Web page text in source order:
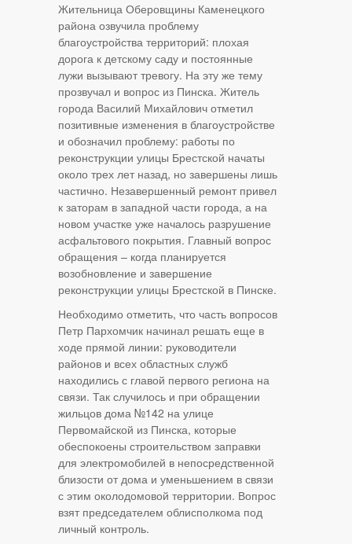
Жительница Оберовщины Каменецкого
района озвучила проблему
благоустройства территорий: плохая
дорога к детскому саду и постоянные
лужи вызывают тревогу. На эту же тему
прозвучал и вопрос из Пинска. Житель
города Василий Михайлович отметил
позитивные изменения в благоустройстве
и обозначил проблему: работы по
реконструкции улицы Брестской начаты
около трех лет назад, но завершены лишь
частично. Незавершенный ремонт привел
к заторам в западной части города, а на
новом участке уже началось разрушение
асфальтового покрытия. Главный вопрос
обращения – когда планируется
возобновление и завершение
реконструкции улицы Брестской в Пинске.
Необходимо отметить, что часть вопросов
Петр Пархомчик начинал решать еще в
ходе прямой линии: руководители
районов и всех областных служб
находились с главой первого региона на
связи. Так случилось и при обращении
жильцов дома №142 на улице
Первомайской из Пинска, которые
обеспокоены строительством заправки
для электромобилей в непосредственной
близости от дома и уменьшением в связи
с этим околодомовой территории. Вопрос
взят председателем облисполкома под
личный контроль.